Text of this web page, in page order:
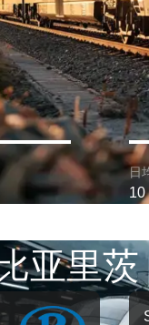
日
10
亚里